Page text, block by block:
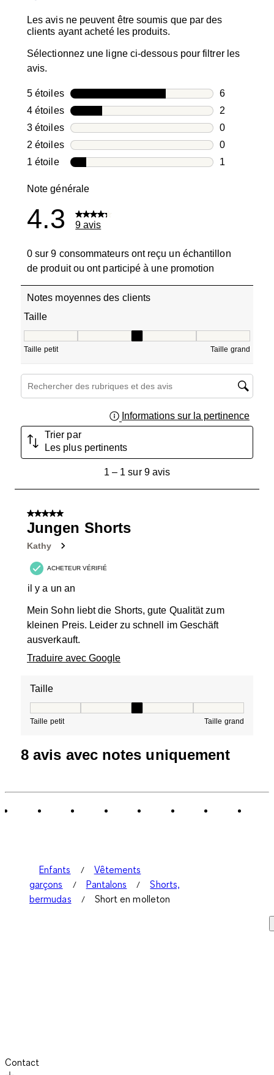
Les avis ne peuvent être soumis que par des
clients ayant acheté les produits.
Sélectionnez une ligne ci-dessous pour filtrer les
avis.
5 étoilesétoiles
6
6 avis avec
4 étoilesétoiles
2
2 avis avec
3 étoilesétoiles
0
0 avis avec
2 étoilesétoiles
0
0 avis avec
1 étoileétoiles
1
Note générale
4.3 9 avis
0 sur 9 consommateurs ont reçu un échantillon
de produit ou ont participé à une promotion
Notes moyennes des clients
Taille
Taille petit Taille grand
Zone de recherche de sujet et d'avis
Informations sur la pertinence
Trier par
Les plus pertinents
sur
avis.
1– 1 sur 9 avis
5 sur 5 étoiles.
Jungen Shorts
Kathy
ACHETEUR VÉRIFIÉ
il y a un an
Mein Sohn liebt die Shorts, gute Qualität zum
kleinen Preis. Leider zu schnell im Geschäft
ausverkauft.
Traduire avec Google
Taille
Taille petit Taille grand
8 avis avec notes uniquement
Enfants
Vêtements
garçons
Pantalons
Shorts,
bermudas
Short en molleton
Contact